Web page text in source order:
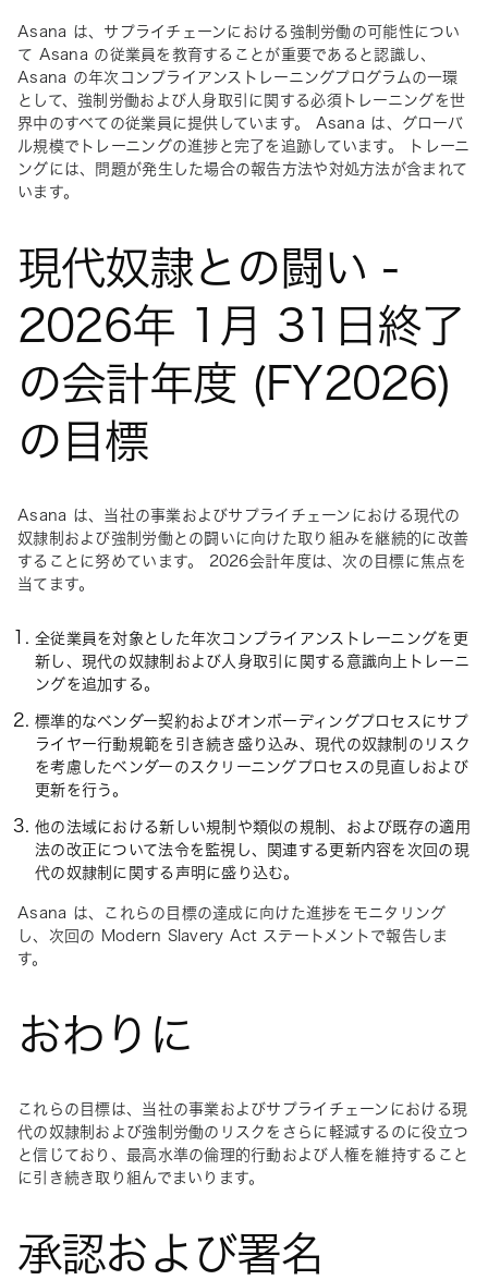
Asana は、サプライチェーンにおける強制労働の可能性につい
て Asana の従業員を教育することが重要であると認識し、
Asana の年次コンプライアンストレーニングプログラムの一環
として、強制労働および人身取引に関する必須トレーニングを世
界中のすべての従業員に提供しています。 Asana は、グローバ
ル規模でトレーニングの進捗と完了を追跡しています。 トレーニ
ングには、問題が発生した場合の報告方法や対処方法が含まれて
います。
現代奴隷との闘い -
2026年 1月 31日終了
の会計年度 (FY2026)
の目標
Asana は、当社の事業およびサプライチェーンにおける現代の
奴隷制および強制労働との闘いに向けた取り組みを継続的に改善
することに努めています。 2026会計年度は、次の目標に焦点を
当てます。
全従業員を対象とした年次コンプライアンストレーニングを更
新し、現代の奴隷制および人身取引に関する意識向上トレーニ
ングを追加する。
標準的なベンダー契約およびオンボーディングプロセスにサプ
ライヤー行動規範を引き続き盛り込み、現代の奴隷制のリスク
を考慮したベンダーのスクリーニングプロセスの見直しおよび
更新を行う。
他の法域における新しい規制や類似の規制、および既存の適用
法の改正について法令を監視し、関連する更新内容を次回の現
代の奴隷制に関する声明に盛り込む。
Asana は、これらの目標の達成に向けた進捗をモニタリング
し、次回の Modern Slavery Act ステートメントで報告しま
す。
おわりに
これらの目標は、当社の事業およびサプライチェーンにおける現
代の奴隷制および強制労働のリスクをさらに軽減するのに役立つ
と信じており、最高水準の倫理的行動および人権を維持すること
に引き続き取り組んでまいります。
承認および署名